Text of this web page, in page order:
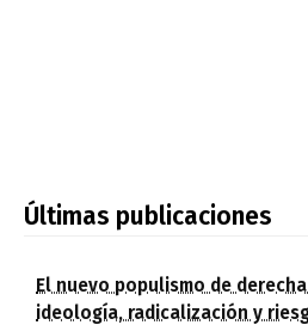
Últimas publicaciones
El nuevo populismo de
ideología, radicalización y